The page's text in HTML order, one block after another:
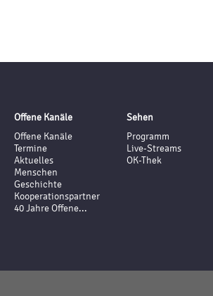
Offene Kanäle
Offene Kanäle
Termine
Aktuelles
Menschen
Geschichte
Kooperationspartner
40 Jahre Offene...
Sehen
Programm
Live-Streams
OK-Thek